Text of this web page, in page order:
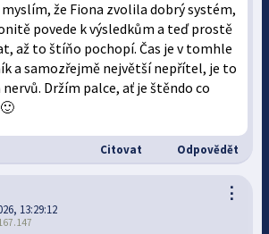
že Fiona zvolila dobrý systém,
povede k výsledkům a teď prostě
až to štíňo pochopí. Čas je v tomhle
a samozřejmě největší nepřítel, je to
Držím palce, ať je štěndo co
Citovat Odpovědět
⋮
13:29:12